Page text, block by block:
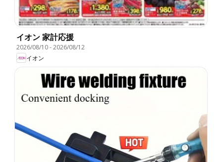
イオン 家計応援
2026/08/10-2026/08/12
イオン